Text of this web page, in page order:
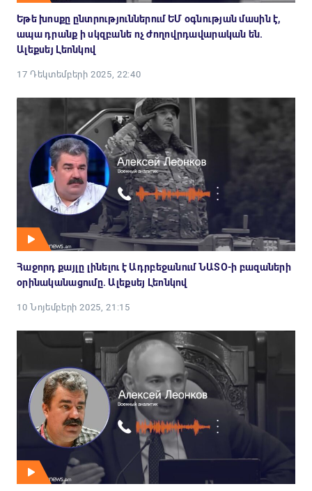
Եթե խոսքը ընտրություններում ԵՄ օգնության մասին է,
ապա դրանք ի սկզբանե ոչ ժողովրդավարական են.
Ալեքսեյ Լեոնկով
17 Դեկտեմբերի 2025, 22:40
Հաջորդ քայլը լինելու է Ադրբեջանում ՆԱՏՕ-ի բազաների
օրինականացումը. Ալեքսեյ Լեոնկով
10 Նոյեմբերի 2025, 21:15